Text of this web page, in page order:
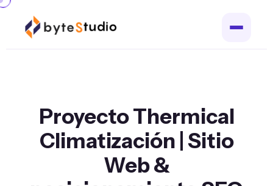
Proyecto Thermical
Climatización | Sitio
Web &